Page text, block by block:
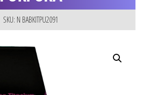
SKU: N BABKITPU2091